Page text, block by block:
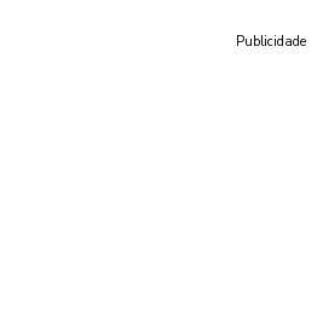
Publicidade